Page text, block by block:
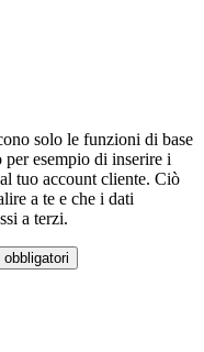
solo le funzioni di base
esempio di inserire i
tuo account cliente. Ciò
a te e che i dati
a terzi.
obbligatori